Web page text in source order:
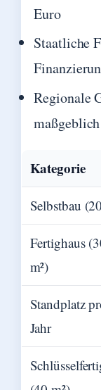
Euro
Staatliche
Regionale
maßgeblich
Kategorie
Selbstbau
Fertighaus
m²)
Standplatz
Jahr